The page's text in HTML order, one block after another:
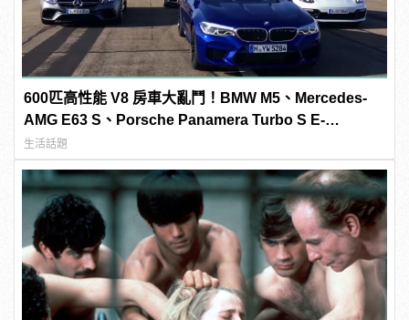
600匹高性能 V8 房車大亂鬥！BMW M5、Mercedes-
AMG E63 S、Porsche Panamera Turbo S E-
Hybrid、Cadillac CTS-V「0-300km/h」加速對決
生活話題